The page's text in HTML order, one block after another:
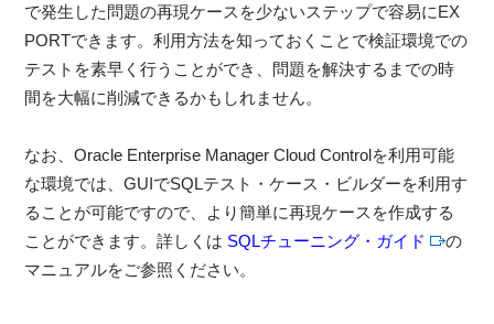
で発生した問題の再現ケースを少ないステップで容易にEX
PORTできます。利用方法を知っておくことで検証環境での
テストを素早く行うことができ、問題を解決するまでの時
間を大幅に削減できるかもしれません。
なお、Oracle Enterprise Manager Cloud Controlを利用可能
な環境では、GUIでSQLテスト・ケース・ビルダーを利用す
ることが可能ですので、より簡単に再現ケースを作成する
ことができます。詳しくは SQLチューニング・ガイド
の
マニュアルをご参照ください。